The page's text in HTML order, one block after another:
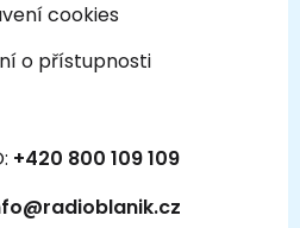
cookies
o přístupnosti
+420 800 109 109